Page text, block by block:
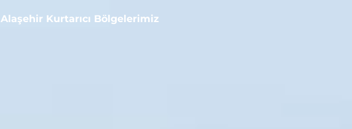
Alaşehir Kurtarıcı Bölgelerimiz